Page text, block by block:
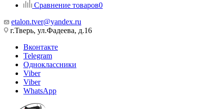
Сравнение товаров0
etalon.tver@yandex.ru
г.Тверь, ул.Фадеева, д.16
Вконтакте
Telegram
Одноклассники
Viber
Viber
WhatsApp